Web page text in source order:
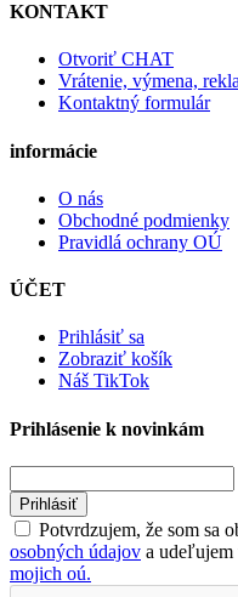
KONTAKT
Otvoriť CHAT
Vrátenie, výmena,
Kontaktný formulár
informácie
O nás
Obchodné podmienky
Pravidlá ochrany OÚ
ÚČET
Prihlásiť sa
Zobraziť košík
Náš TikTok
Prihlásenie k novinkám
Prihlásiť
Potvrdzujem, že som sa
osobných údajov a udeľujem
mojich oú.